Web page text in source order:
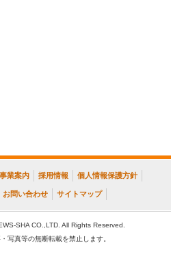
事業案内 採用情報 個人情報保護方針
お問い合わせ サイトマップ
SHA CO.,LTD. All Rights Reserved.
写真等の無断転載を禁止します。